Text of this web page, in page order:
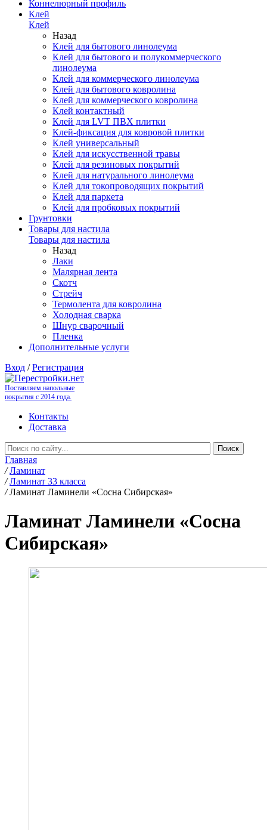
Коннелюрный профиль
Клей
Клей
Назад
Клей для бытового линолеума
Клей для бытового и полукоммерческого
линолеума
Клей для коммерческого линолеума
Клей для бытового ковролина
Клей для коммерческого ковролина
Клей контактный
Клей для LVT ПВХ плитки
Клей-фиксация для ковровой плитки
Клей универсальный
Клей для искусственной травы
Клей для резиновых покрытий
Клей для натурального линолеума
Клей для токопроводящих покрытий
Клей для паркета
Клей для пробковых покрытий
Грунтовки
Товары для настила
Товары для настила
Назад
Лаки
Малярная лента
Скотч
Стрейч
Термолента для ковролина
Холодная сварка
Шнур сварочный
Пленка
Дополнительные услуги
Вход /Регистрация
Поставляем напольные
покрытия с 2014 года.
Контакты
Доставка
Главная
/ Ламинат
/ Ламинат 33 класса
/ Ламинат Ламинели «Сосна Сибирская»
Ламинат Ламинели «Сосна
Сибирская»